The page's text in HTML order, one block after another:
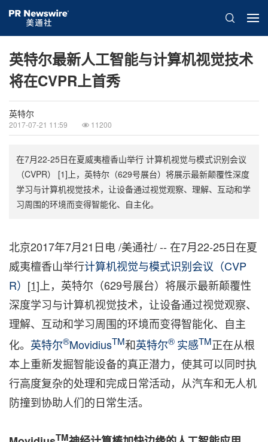
英特尔最新人工智能与计算机视觉技术
将在CVPR上首秀
英特尔
2017-07-21 11:59 11200
在7月22-25日在夏威夷檀香山举行 计算机视觉与模式识别会议
（CVPR） [1]上，英特尔（629号展台）将展示最新颠覆性深度
学习与计算机视觉技术，让设备通过视觉观察、理解、互动和学
习周围的环境而变得智能化、自主化。
北京2017年7月21日电 /美通社/ -- 在7月22-25日在夏
威夷檀香山举行计算机视觉与模式识别会议（CVP
R） [1] 上，英特尔（629号展台）将展示最新颠覆性
深度学习与计算机视觉技术，让设备通过视觉观察、
理解、互动和学习周围的环境而变得智能化、自主
化。 英特尔®MovidiusTM和英特尔® 实感TM正在从根
本上重新发掘智能设备的真正潜力，使其可以同时执
行高度复杂的处理和完成日常活动，从汽车和无人机
防撞到协助人们的日常生活。
TM